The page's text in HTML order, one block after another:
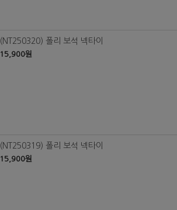
(NT250320) 폴리 보석 넥타이
15,900원
(NT250319) 폴리 보석 넥타이
15,900원